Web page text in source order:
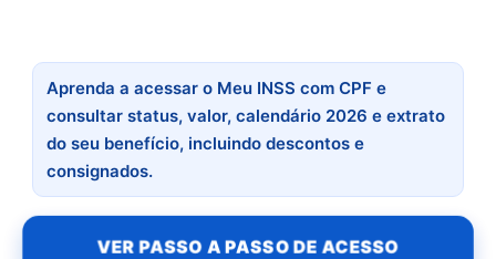
Aprenda a acessar o Meu INSS com CPF e
consultar status, valor, calendário 2026 e extrato
do seu benefício, incluindo descontos e
consignados.
VER PASSO A PASSO DE ACESSO